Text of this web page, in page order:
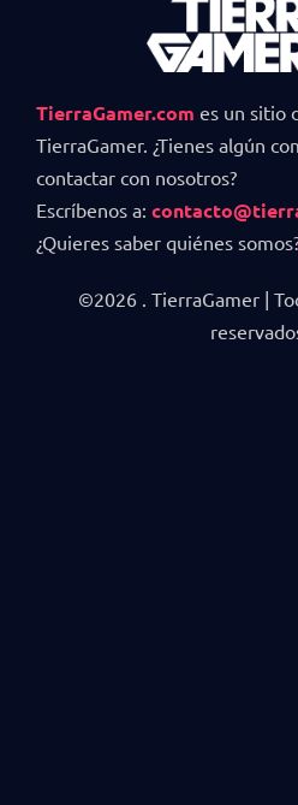
TierraGamer.com es un sitio
TierraGamer. ¿Tienes algún
contactar con nosotros?
Escríbenos a:
¿Quieres saber quiénes
©2026 . TierraGamer |